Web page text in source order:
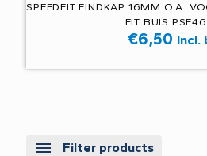
SPEEDFIT EINDKAP 16MM O.A.
FIT BUIS
€6,50 Incl.
Filter products